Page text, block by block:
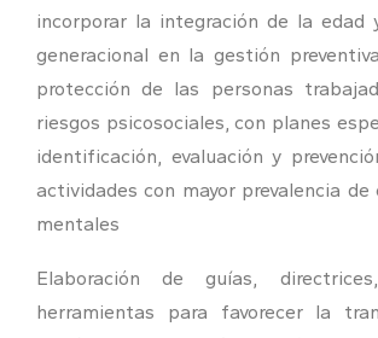
incorporar la integración de la edad
generacional en la gestión
protección de las personas
riesgos psicosociales, con planes
identificación, evaluación y
actividades con mayor prevalencia de
mentales
Elaboración de guías,
herramientas para favorecer la